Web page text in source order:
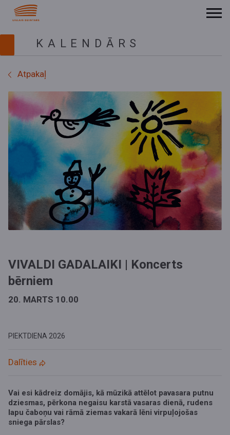
KALENDĀRS
Atpakaļ
VIVALDI GADALAIKI | Koncerts
bērniem
20. MARTS 10.00
PIEKTDIENA 2026
Dalīties
Vai esi kādreiz domājis, kā mūzikā attēlot pavasara putnu
dziesmas, pērkona negaisu karstā vasaras dienā, rudens
lapu čaboņu vai rāmā ziemas vakarā lēni virpuļojošas
sniega pārslas?